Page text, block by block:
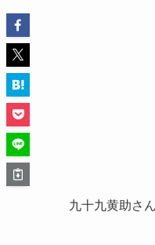
九十九黄助さ